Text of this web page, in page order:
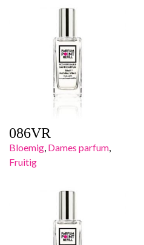
086VR
Bloemig, Dames parfum,
Fruitig